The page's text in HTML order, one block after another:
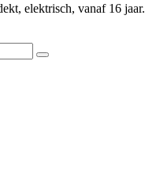
elektrisch, vanaf 16 jaar.